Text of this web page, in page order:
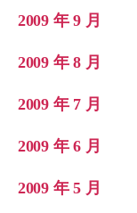
2009 年 9 月
2009 年 8 月
2009 年 7 月
2009 年 6 月
2009 年 5 月